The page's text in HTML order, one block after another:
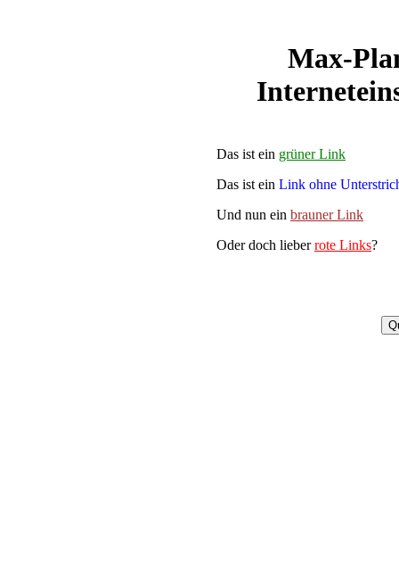
Max-
Das ist ein grüner Link
Das ist ein Link ohne
Und nun ein brauner Link
Oder doch lieberrote Links?